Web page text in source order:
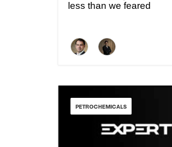
less than we feared
PETROCHEMICALS